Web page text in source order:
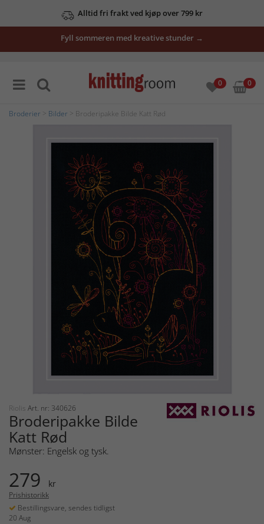
Alltid fri frakt ved kjøp over 799 kr
Fyll sommeren med kreative stunder →
0 0
Broderier Bilder > Broderipakke Bilde Katt Rød
Riolis Art. nr: 340626
Broderipakke Bilde
Katt Rød
Mønster: Engelsk og tysk.
279 kr
Prishistorikk
Bestillingsvare, sendes tidligst
20 Aug